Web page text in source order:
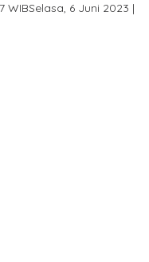
WIBSelasa, 6 Juni 2023 |